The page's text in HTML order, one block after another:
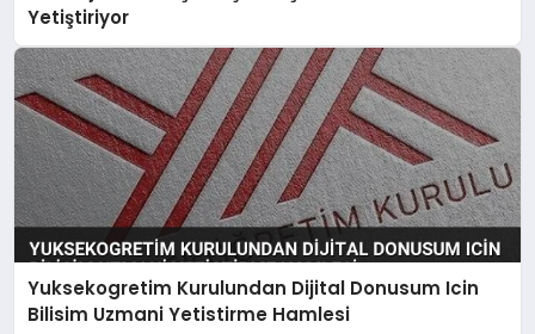
Yetiştiriyor
Yuksekogretim Kurulundan Dijital Donusum Icin
Bilisim Uzmani Yetistirme Hamlesi